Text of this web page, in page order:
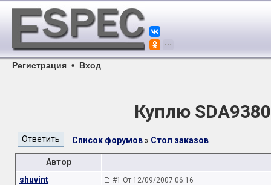
Регистрация • Вход
Куплю
Список форумов» Стол заказов
Автор
shuvint
#1 От 12/09/2007 06:16